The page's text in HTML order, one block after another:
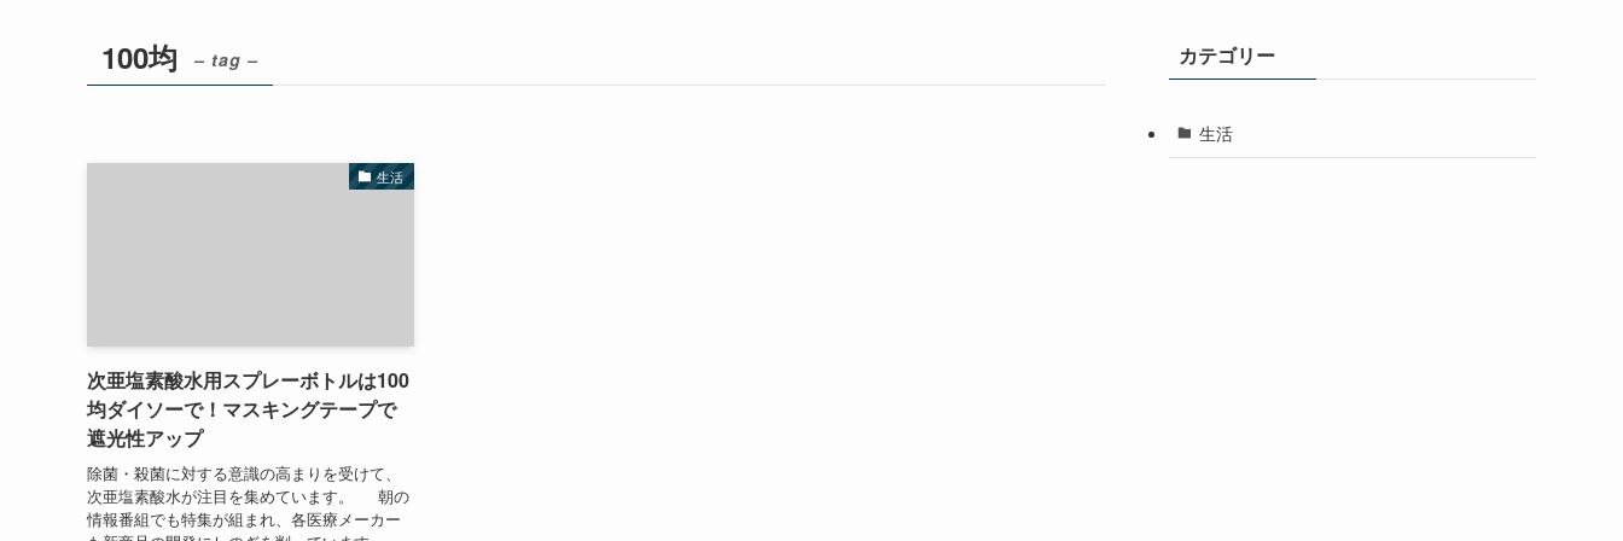
100均 – tag –
生活
次亜塩素酸水用スプレーボトルは100
均ダイソーで！マスキングテープで
遮光性アップ
除菌・殺菌に対する意識の高まりを受けて、
次亜塩素酸水が注目を集めています。 朝の
情報番組でも特集が組まれ、各医療メーカー
カテゴリー
生活